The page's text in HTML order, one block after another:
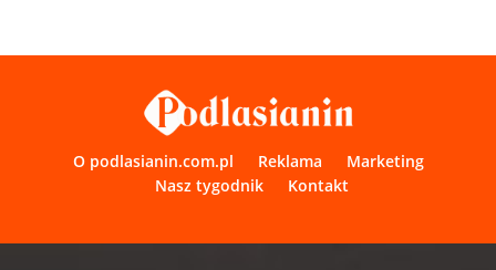
O podlasianin.com.pl Reklama
Marketing
Nasz tygodnik
Kontakt